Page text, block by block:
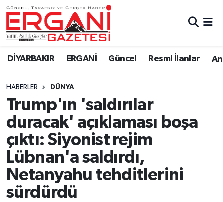
DİYARBAKIR ERGANİ Güncel Resmi İlanlar
HABERLER DÜNYA
Trump'ın 'saldırılar
duracak' açıklaması boşa
çıktı: Siyonist rejim
Lübnan'a saldırdı,
Netanyahu tehditlerini
sürdürdü
DİYARBAKIR
BİSMİL
BAĞLAR
ERGANİ
Güncel
Eği̇ti̇m
Resmi İlanlar
Sağlık
Si̇yaset
Ergani Nöbetçi Eczaneler
Ergani Hava Durumu
Ergani Trafik Yoğunluk Haritası
Süper Lig Puan Durumu ve Fikstür
Tüm Manşetler
Son Dakika Haberleri
Haber Arşivi